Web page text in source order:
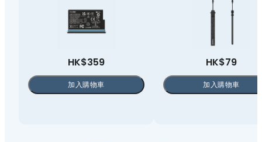
HK$359
加入購物車
HK$79
加入購物車